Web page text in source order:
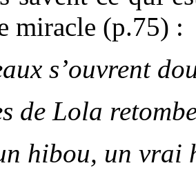
miracle (p.75) :
s’ouvrent
de Lola
hibou, un vrai